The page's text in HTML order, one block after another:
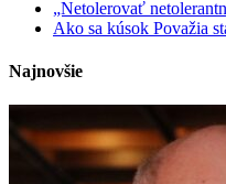
„Netolerovať
Ako sa kúsok Považia
Najnovšie